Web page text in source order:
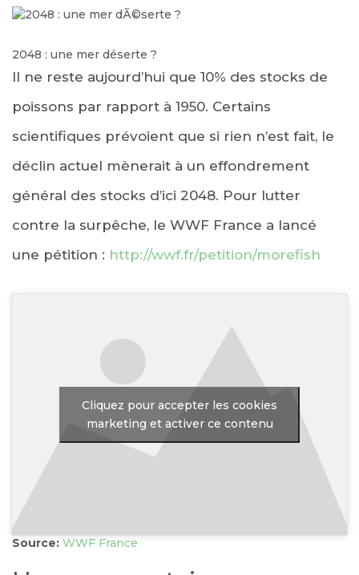
2048 : une mer déserte ?
Il ne reste aujourd’hui que 10% des stocks de
poissons par rapport à 1950. Certains
scientifiques prévoient que si rien n’est fait, le
déclin actuel mènerait à un effondrement
général des stocks d’ici 2048. Pour lutter
contre la surpêche, le WWF France a lancé
une pétition : http://wwf.fr/petition/morefish
Cliquez pour accepter les cookies
marketing et activer ce contenu
Source: WWF France